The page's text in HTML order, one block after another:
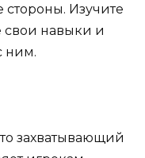
стороны. Изучите
свои навыки и
ним.
захватывающий